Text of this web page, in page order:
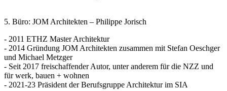
5. Büro: JOM Architekten – Philippe Jorisch
- 2011 ETHZ Master Architektur
- 2014 Gründung JOM Architekten zusammen mit Stefan Oeschger
und Michael Metzger
- Seit 2017 freischaffender Autor, unter anderem für die NZZ und
für werk, bauen + wohnen
- 2021-23 Präsident der Berufsgruppe Architektur im SIA